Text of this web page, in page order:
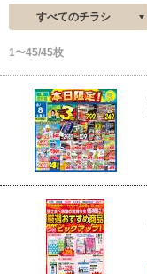
すべてのチラシ
1〜45/45枚